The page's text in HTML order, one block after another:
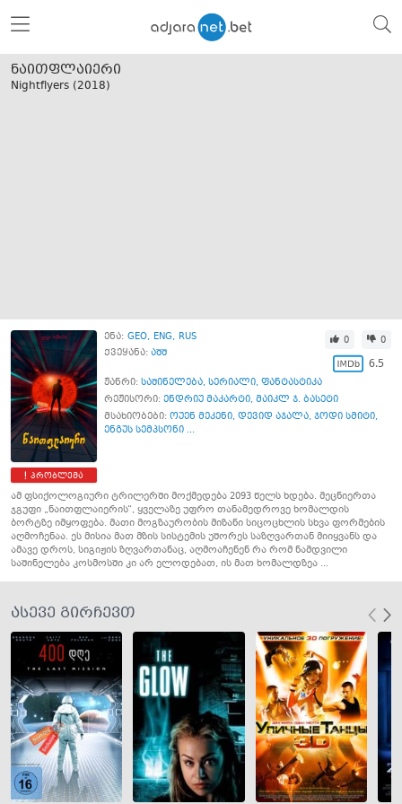
ნაითფლაიერი
Nightflyers (2018)
პრობლემა
ენა: GEO ENG RUS
ქვეყანა: აშშ
0 0
6.5
ჟანრი: საშინელება, სერიალი, ფანტასტიკა
რეჟისორი: ენდრიუ მაკარტი, მაიკლ ჯ. ბასეტი
მსახიობები: ოუენ მეკენი, დევიდ აჯალა, ჯოდი სმიტი,
ენგუს სემპსონი ...
ამ ფსიქოლოგიური ტრილერში მოქმედება 2093 წელს ხდება. მეცნიერთა
ჯგუფი „ნაითფლაიერის“, ყველაზე უფრო თანამედროვე ხომალდის
ბორტზე იმყოფება. მათი მოგზაურობის მიზანი სიცოცხლის სხვა ფორმების
აღმოჩენაა. ეს მისია მათ მზის სისტემის უშორეს საზღვართან მიიყვანს და
ამავე დროს, სიგიჟის ზღვართანაც, აღმოაჩენენ რა რომ ნამდვილი
საშინელება კოსმოსში კი არ ელოდებათ, ის მათ ხომალდზეა ...
ასევე გირჩევთ